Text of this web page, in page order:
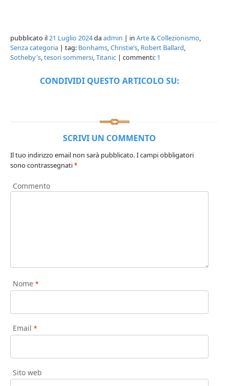
pubblicato il21 Luglio 2024daadmin | in Arte & Collezionismo,
Senza categoria | tag: Bonhams,Christie’s, Robert Ballard,
Sotheby's,tesori sommersi,Titanic | commenti: 1
CONDIVIDI QUESTO ARTICOLO SU:
SCRIVI UN COMMENTO
Il tuo indirizzo email non sarà pubblicato.I campi obbligatori
sono contrassegnati*
Commento
Nome *
Email *
Sito web